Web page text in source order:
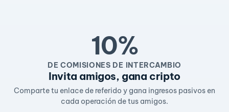
10%
DE COMISIONES DE INTERCAMBIO
Invita amigos, gana cripto
Comparte tu enlace de referido y gana ingresos pasivos en
cada operación de tus amigos.